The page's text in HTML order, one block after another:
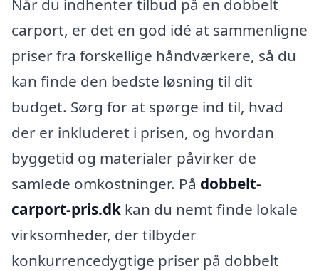
carport, er det en god idé at sammenligne
priser fra forskellige håndværkere, så du
kan finde den bedste løsning til dit
budget. Sørg for at spørge ind til, hvad
der er inkluderet i prisen, og hvordan
byggetid og materialer påvirker de
samlede omkostninger. På dobbelt-
carport-pris.dk kan du nemt finde lokale
virksomheder, der tilbyder
konkurrencedygtige priser på dobbelt